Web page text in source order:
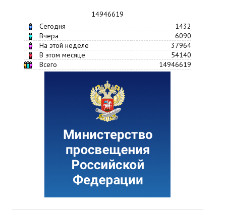
14946619
Сегодня
1432
Вчера
6090
На этой неделе
37964
В этом месяце
54140
Всего
14946619